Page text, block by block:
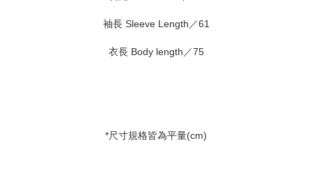
袖長 Sleeve Length／61
衣長 Body length／75
*尺寸規格皆為平量(cm)